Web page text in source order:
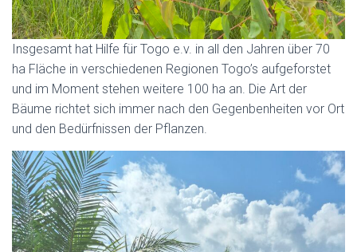
Insgesamt hat Hilfe für Togo e.v. in all den Jahren über 70
ha Fläche in verschiedenen Regionen Togo’s aufgeforstet
und im Moment stehen weitere 100 ha an. Die Art der
Bäume richtet sich immer nach den Gegenbenheiten vor Ort
und den Bedürfnissen der Pflanzen.